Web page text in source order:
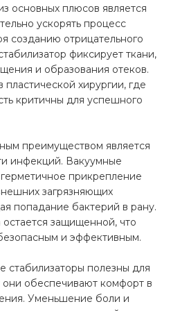
основных плюсов является
ускорять процесс
созданию отрицательного
фиксирует ткани,
и образования отеков.
хирургии, где
критичны для успешного
преимуществом является
инфекций. Вакуумные
прикрепление
загрязняющих
попадание бактерий в рану.
защищенной, что
и эффективным.
стабилизаторы полезны для
они обеспечивают комфорт в
Уменьшение боли и